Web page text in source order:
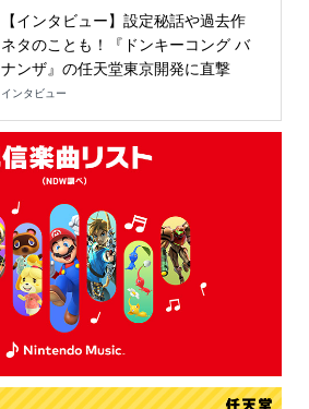
【インタビュー】設定秘話や過去作
ネタのことも！『ドンキーコング バ
ナンザ』の任天堂東京開発に直撃
インタビュー